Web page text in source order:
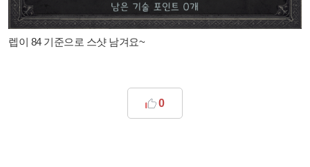
렙이 84 기준으로 스샷 남겨요~
0